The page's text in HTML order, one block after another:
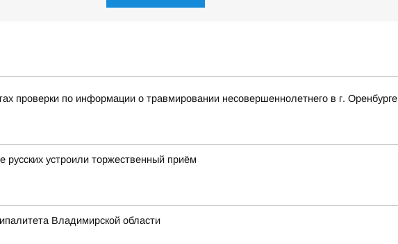
проверки по информации о травмировании несовершеннолетнего в г. Оренбурге
устроили торжественный приём
Владимирской области